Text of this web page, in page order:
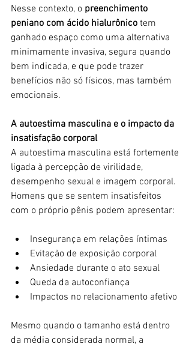
Nesse contexto, o preenchimento
peniano com ácido hialurônico tem
ganhado espaço como uma alternativa
minimamente invasiva, segura quando
bem indicada, e que pode trazer
benefícios não só físicos, mas também
emocionais.
A autoestima masculina e o impacto da
insatisfação corporal
A autoestima masculina está fortemente
ligada à percepção de virilidade,
desempenho sexual e imagem corporal.
Homens que se sentem insatisfeitos
com o próprio pênis podem apresentar:
Insegurança em relações íntimas
Evitação de exposição corporal
Ansiedade durante o ato sexual
Queda da autoconfiança
Impactos no relacionamento afetivo
Mesmo quando o tamanho está dentro
da média considerada normal, a